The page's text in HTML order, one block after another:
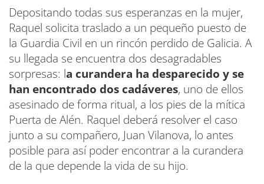
Depositando todas sus esperanzas en la mujer,
Raquel solicita traslado a un pequeño puesto de
la Guardia Civil en un rincón perdido de Galicia. A
su llegada se encuentra dos desagradables
sorpresas: la curandera ha desparecido y se
han encontrado dos cadáveres, uno de ellos
asesinado de forma ritual, a los pies de la mítica
Puerta de Alén. Raquel deberá resolver el caso
junto a su compañero, Juan Vilanova, lo antes
posible para así poder encontrar a la curandera
de la que depende la vida de su hijo.